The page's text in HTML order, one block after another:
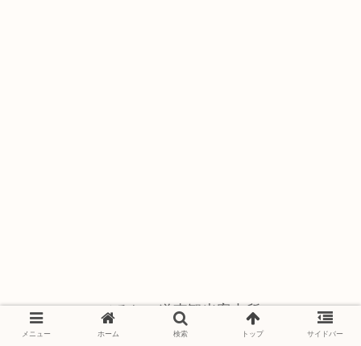
ひろしの道東観光案内所
サイトマップ 運営者情報
メニュー ホーム 検索 トップ サイドバー